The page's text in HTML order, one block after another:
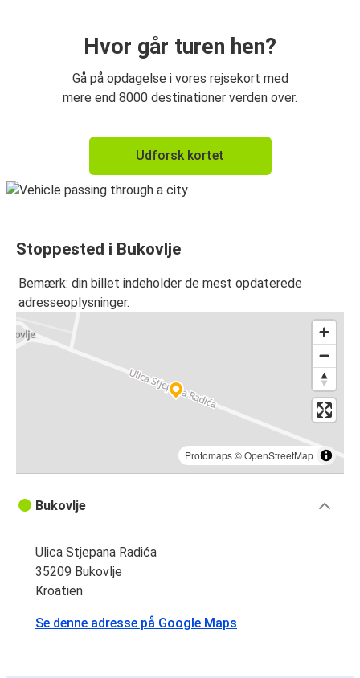
Hvor går turen hen?
Gå på opdagelse i vores rejsekort med
mere end 8000 destinationer verden over.
Udforsk kortet
Stoppested i Bukovlje
Bemærk: din billet indeholder de mest opdaterede
adresseoplysninger.
Protomaps©OpenStreetMap
Bukovlje
Ulica Stjepana Radića
35209 Bukovlje
Kroatien
Se denne adresse på Google Maps